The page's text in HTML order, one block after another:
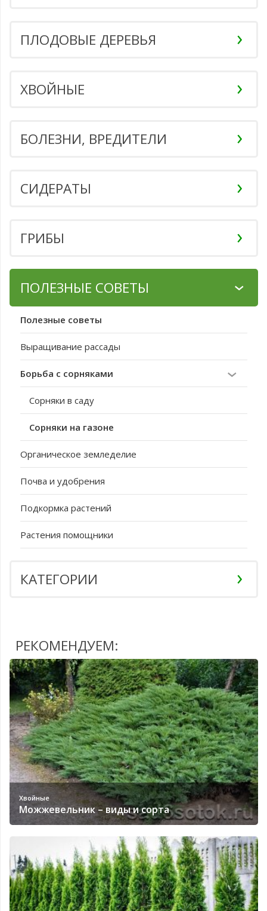
ПЛОДОВЫЕ ДЕРЕВЬЯ
ХВОЙНЫЕ
БОЛЕЗНИ, ВРЕДИТЕЛИ
СИДЕРАТЫ
ГРИБЫ
ПОЛЕЗНЫЕ СОВЕТЫ
Полезные советы
Выращивание рассады
Борьба с сорняками
Сорняки в саду
Сорняки на газоне
Органическое земледелие
Почва и удобрения
Подкормка растений
Растения помощники
КАТЕГОРИИ
РЕКОМЕНДУЕМ:
Хвойные
Можжевельник – виды и сорта